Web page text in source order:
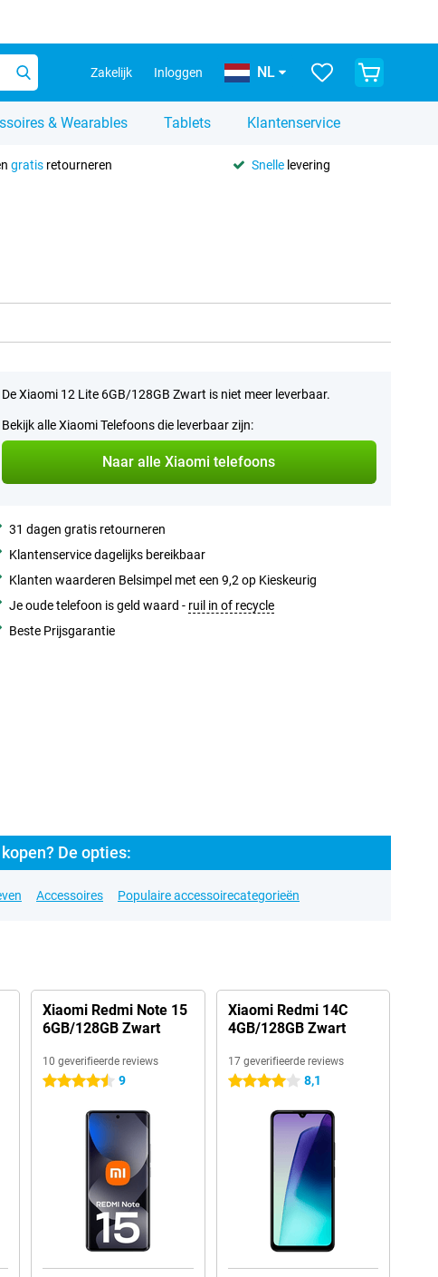
Zakelijk Inloggen NL
& Wearables Tablets Klantenservice
gratisretourneren Snellelevering
De Xiaomi 12 Lite 6GB/128GB Zwart is niet meer leverbaar.
Bekijk alle Xiaomi Telefoons die leverbaar zijn:
Naar alle Xiaomi telefoons
31 dagen gratis retourneren
Klantenservice dagelijks bereikbaar
Klanten waarderen Belsimpel met een 9,2 op Kieskeurig
Je oude telefoon is geld waard - ruil in of recycle
Beste Prijsgarantie
De opties:
Accessoires Populaire accessoirecategorieën
Xiaomi Redmi Note 15
6GB/128GB Zwart
10 geverifieerde reviews
4.5 sterren 9
Xiaomi Redmi 14C
4GB/128GB Zwart
17 geverifieerde reviews
4 sterren 8,1